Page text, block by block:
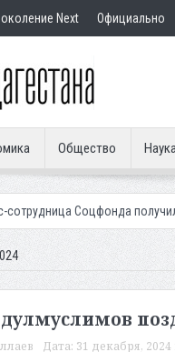
Next Официально
Общество
получила срок за
Дата: 31 декабря, 2024